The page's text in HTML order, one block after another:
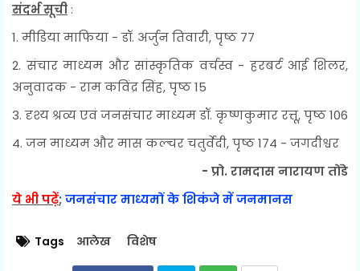
संदर्भ सूची:
1. मीडिया माफिया - डॉ. अर्जुन तिवारी, पृष्ठ 77
2. संचार माध्यम और सांस्कृतिक वर्चस्व - हरबर्ट आई शिलर,
अनुवादक - राम कविंद्र सिंह, पृष्ठ 15
3. दृश्य श्रव्य एवं जनसंचार माध्यम डॉ. कृष्णकुमार रत्तू, पृष्ठ 106
4. जन माध्यम और मास कल्चर चतुर्वेदी, पृष्ठ 174 - जगदीश्वर
- प्रो. रामदास नारायण तोंडे
ये भी पढ़ें; जनसंचार माध्यमों के शिकंजे में जनमानस
Tags आलेख विशेष